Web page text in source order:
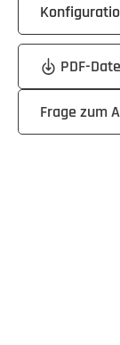
PDF-
Frage zum